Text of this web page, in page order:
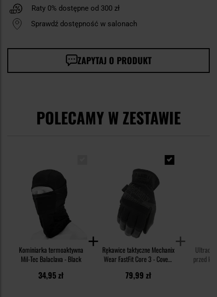
Raty 0% dostępne od 300 zł
Sprawdź dostępność w salonach
ZAPYTAJ O PRODUKT
POLECAMY W ZESTAWIE
Kominiarka termoaktywna
Mil-Tec Balaclava - Black
34,95 zł
Rękawice taktyczne Mechanix
Wear FastFit Core 3 - Covert
79,99 zł
przed